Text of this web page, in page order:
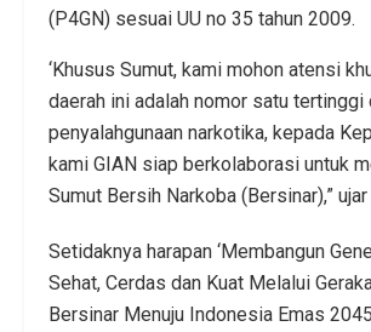
(P4GN) sesuai UU no 35 tahun 2009.
‘Khusus Sumut, kami mohon atensi
daerah ini adalah nomor satu tertinggi
penyalahgunaan narkotika, kepada
kami GIAN siap berkolaborasi untuk
Sumut Bersih Narkoba (Bersinar),”
Setidaknya harapan ‘Membangun
Sehat, Cerdas dan Kuat Melalui
Bersinar Menuju Indonesia Emas